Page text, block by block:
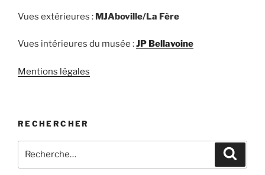
Vues extérieures : MJAboville/La Fère
Vues intérieures du musée :JP Bellavoine
Mentions légales
RECHERCHER
pour